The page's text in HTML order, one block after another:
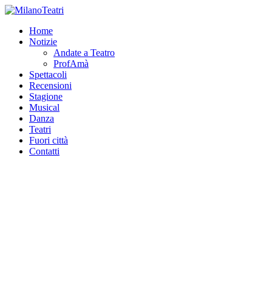
Home
Notizie
Andate a Teatro
ProfAmà
Spettacoli
Recensioni
Stagione
Musical
Danza
Teatri
Fuori città
Contatti